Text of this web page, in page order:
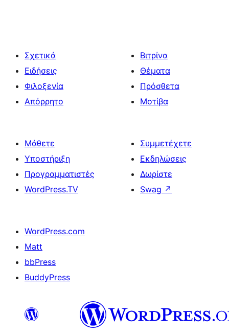
Σχετικά
Ειδήσεις
Φιλοξενία
Απόρρητο
Βιτρίνα
Θέματα
Πρόσθετα
Μοτίβα
Μάθετε
Υποστήριξη
Προγραμματιστές
WordPress.TV
Συμμετέχετε
Εκδηλώσεις
Δωρίστε
Swag ↗
WordPress.com
Matt
bbPress
BuddyPress